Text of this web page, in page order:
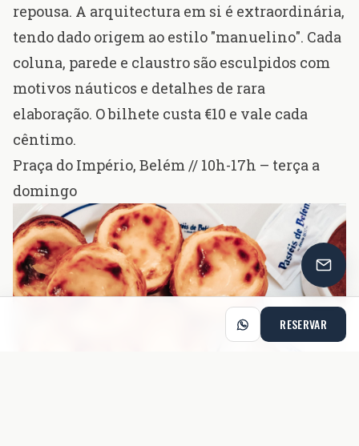
repousa. A arquitectura em si é extraordinária,
tendo dado origem ao estilo "manuelino". Cada
coluna, parede e claustro são esculpidos com
motivos náuticos e detalhes de rara
elaboração. O bilhete custa €10 e vale cada
cêntimo.
Praça do Império, Belém // 10h-17h – terça a
domingo
RESERVAR